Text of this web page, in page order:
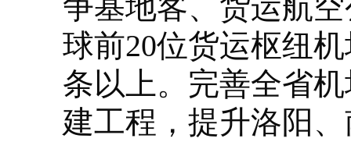
争基地客、货运航
球前20位货运枢纽
条以上。完善全省
建工程，提升洛阳